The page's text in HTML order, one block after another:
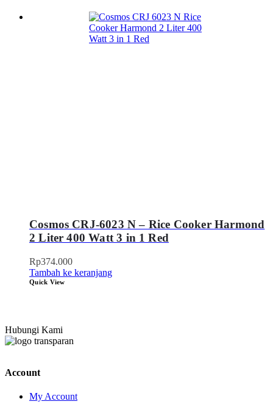
Cosmos CRJ-6023 N – Rice Cooker Harmond
2 Liter 400 Watt 3 in 1 Red
Rp374.000
Tambah ke keranjang
Quick View
Hubungi Kami
Account
My Account